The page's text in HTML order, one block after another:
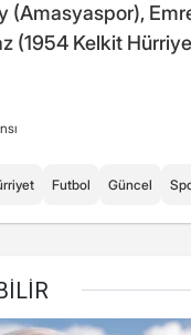
(Amasyaspor),
(1954 Kelkit
Futbol Güncel